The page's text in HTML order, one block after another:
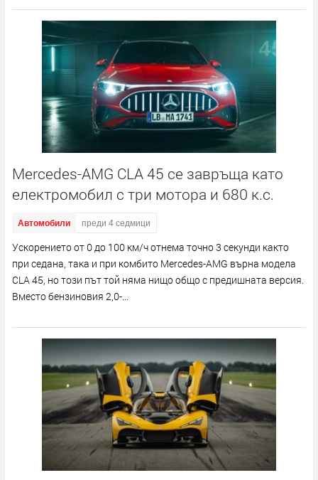
Mercedes-AMG CLA 45 се завръща като
електромобил с три мотора и 680 к.с.
Автомобили преди 4 седмици
Ускорението от 0 до 100 км/ч отнема точно 3 секунди както
при седана, така и при комбито Mercedes-AMG върна модела
CLA 45, но този път той няма нищо общо с предишната версия.
Вместо бензиновия 2,0-...